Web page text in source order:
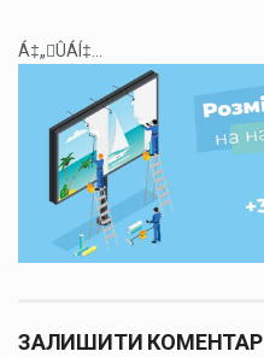
Á‡„ÛÁÍ‡...
ЗАЛИШИТИ КОМЕНТАР